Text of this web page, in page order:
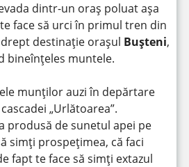
dintr-un oraș poluat așa
face să urci în primul tren din
destinație orașul Bușteni,
bineînțeles muntele.
munților auzi în depărtare
„Urlătoarea”.
produsă de sunetul apei pe
simți prospețimea, că faci
fapt te face să simți extazul